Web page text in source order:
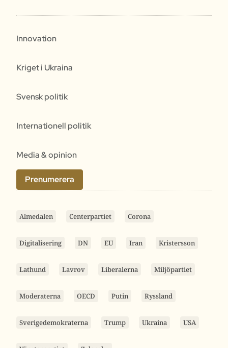
Innovation
Kriget i Ukraina
Svensk politik
Internationell politik
Media & opinion
Prenumerera
Almedalen Centerpartiet Corona
Digitalisering DN EU Iran Kristersson
Lathund Lavrov Liberalerna Miljöpartiet
Moderaterna OECD Putin Ryssland
Sverigedemokraterna Trump Ukraina USA